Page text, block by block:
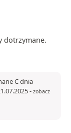
dotrzymane.
C dnia
- zobacz